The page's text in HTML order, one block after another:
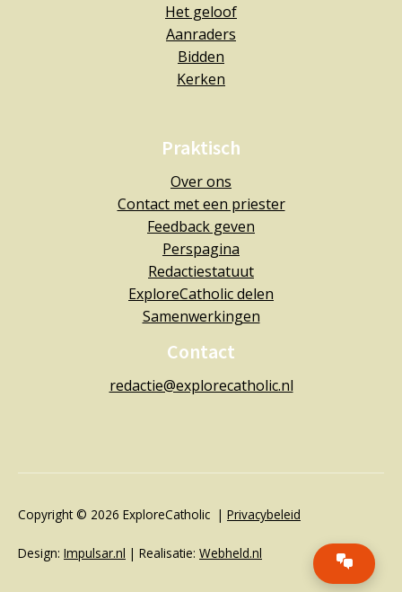
Het geloof
Aanraders
Bidden
Kerken
Praktisch
Over ons
Contact met een priester
Feedback geven
Perspagina
Redactiestatuut
ExploreCatholic delen
Samenwerkingen
Contact
redactie@explorecatholic.nl
Copyright © 2026 ExploreCatholic | Privacybeleid
Design: Impulsar.nl | Realisatie: Webheld.nl